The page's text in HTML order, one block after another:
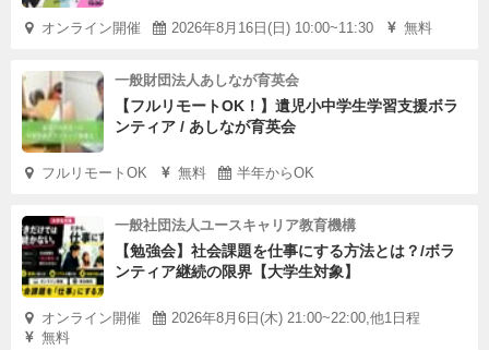
ホスト。最近はゴーカートにハマっている。カレーとたべ
インターン生のミッション
①【プロジェクト運営の実務参加】
・2〜3のプロジェクトに入り、企画立案・調整・現場運営
・既存のものから新規のものまで、それぞれの興味関心に
合わせてアサイン
・新規プロジェクトのリサーチや企画、プロジェクト推進
オンライン開催 2026年8月16日(日) 10:00~11:30 無料
一般財団法人あしなが育英会
【フルリモートOK！】遺児小中学生学習支援ボラ
ンティア / あしなが育英会
フルリモートOK 無料 半年からOK
一般社団法人ユースキャリア教育機構
【勉強会】社会課題を仕事にする方法とは？/ボラ
ンティア継続の限界【大学生対象】
オンライン開催
2026年8月6日(木) 21:00~22:00,他1日程
無料